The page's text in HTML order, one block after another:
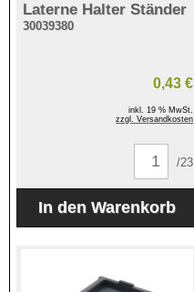
Laterne Halter Ständer
30039380
0,43 €
inkl. 19 % MwSt.
zzgl. Versandkosten
/23